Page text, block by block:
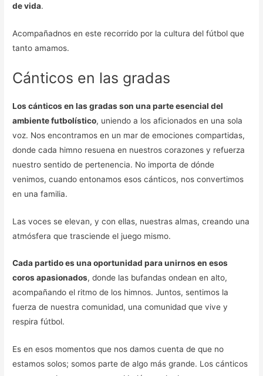
de vida.
Acompañadnos en este recorrido por la cultura del fútbol que
tanto amamos.
Cánticos en las gradas
Los cánticos en las gradas son una parte esencial del
ambiente futbolístico, uniendo a los aficionados en una sola
voz. Nos encontramos en un mar de emociones compartidas,
donde cada himno resuena en nuestros corazones y refuerza
nuestro sentido de pertenencia. No importa de dónde
venimos, cuando entonamos esos cánticos, nos convertimos
en una familia.
Las voces se elevan, y con ellas, nuestras almas, creando una
atmósfera que trasciende el juego mismo.
Cada partido es una oportunidad para unirnos en esos
coros apasionados, donde las bufandas ondean en alto,
acompañando el ritmo de los himnos. Juntos, sentimos la
fuerza de nuestra comunidad, una comunidad que vive y
respira fútbol.
Es en esos momentos que nos damos cuenta de que no
estamos solos; somos parte de algo más grande. Los cánticos